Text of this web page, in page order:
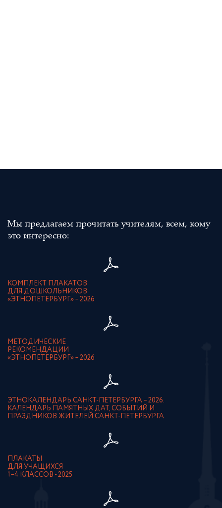
Мы предлагаем прочитать учителям, всем, кому
это интересно:
КОМПЛЕКТ ПЛАКАТОВ
ДЛЯ ДОШКОЛЬНИКОВ
«ЭТНОПЕТЕРБУРГ» – 2026
МЕТОДИЧЕСКИЕ
РЕКОМЕНДАЦИИ
«ЭТНОПЕТЕРБУРГ» – 2026
ЭТНОКАЛЕНДАРЬ САНКТ-ПЕТЕРБУРГА – 2026.
КАЛЕНДАРЬ ПАМЯТНЫХ ДАТ, СОБЫТИЙ И
ПРАЗДНИКОВ ЖИТЕЛЕЙ САНКТ-ПЕТЕРБУРГА
ПЛАКАТЫ
ДЛЯ УЧАЩИХСЯ
1–4 КЛАССОВ - 2025